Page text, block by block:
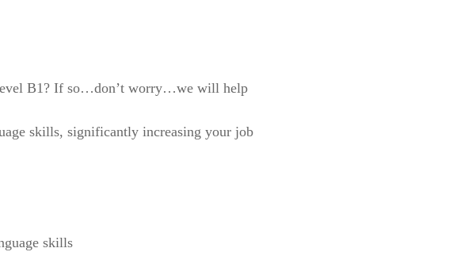
level B1? If so…don’t worry…we will help
skills, significantly increasing your job
skills